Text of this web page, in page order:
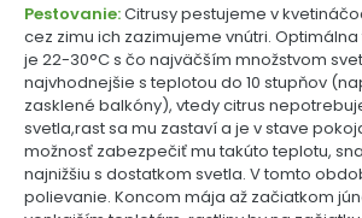
Pestovanie:Citrusy pestujeme v
cez zimu ich zazimujeme vnútri.
je 22-30°C s čo najväčším množstvom
najvhodnejšie s teplotou do 10 stupňov
zasklené balkóny), vtedy citrus
svetla,rast sa mu zastaví a je v stave
možnosť zabezpečiť mu takúto teplotu,
najnižšiu s dostatkom svetla. V tomto
polievanie. Koncom mája až začiatkom